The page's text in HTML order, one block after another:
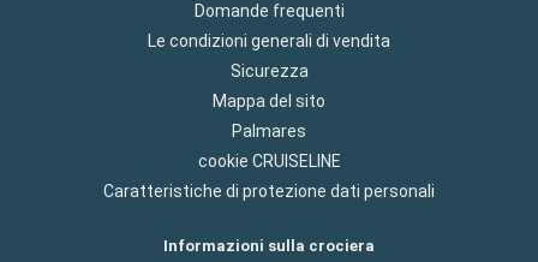
Domande frequenti
Le condizioni generali di vendita
Sicurezza
Mappa del sito
Palmares
cookie CRUISELINE
Caratteristiche di protezione dati personali
Informazioni sulla crociera